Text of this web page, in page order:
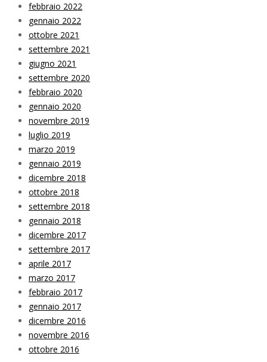
febbraio 2022
gennaio 2022
ottobre 2021
settembre 2021
giugno 2021
settembre 2020
febbraio 2020
gennaio 2020
novembre 2019
luglio 2019
marzo 2019
gennaio 2019
dicembre 2018
ottobre 2018
settembre 2018
gennaio 2018
dicembre 2017
settembre 2017
aprile 2017
marzo 2017
febbraio 2017
gennaio 2017
dicembre 2016
novembre 2016
ottobre 2016